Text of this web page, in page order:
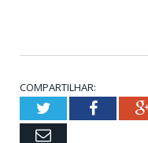
COMPARTILHAR:
Twitter
Email